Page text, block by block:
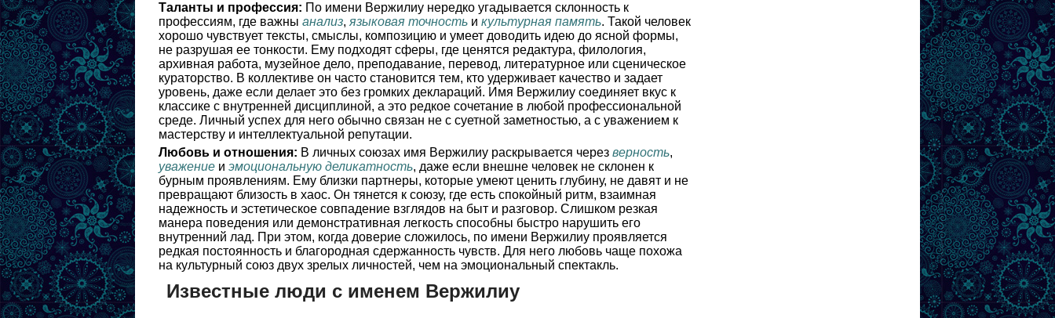
Таланты и профессия: По имени Вержилиу нередко угадывается склонность к
профессиям, где важны анализ, языковая точность и культурная память. Такой человек
хорошо чувствует тексты, смыслы, композицию и умеет доводить идею до ясной формы,
не разрушая ее тонкости. Ему подходят сферы, где ценятся редактура, филология,
архивная работа, музейное дело, преподавание, перевод, литературное или сценическое
кураторство. В коллективе он часто становится тем, кто удерживает качество и задает
уровень, даже если делает это без громких деклараций. Имя Вержилиу соединяет вкус к
классике с внутренней дисциплиной, а это редкое сочетание в любой профессиональной
среде. Личный успех для него обычно связан не с суетной заметностью, а с уважением к
мастерству и интеллектуальной репутации.
Любовь и отношения: В личных союзах имя Вержилиу раскрывается через верность,
уважение и эмоциональную деликатность, даже если внешне человек не склонен к
бурным проявлениям. Ему близки партнеры, которые умеют ценить глубину, не давят и не
превращают близость в хаос. Он тянется к союзу, где есть спокойный ритм, взаимная
надежность и эстетическое совпадение взглядов на быт и разговор. Слишком резкая
манера поведения или демонстративная легкость способны быстро нарушить его
внутренний лад. При этом, когда доверие сложилось, по имени Вержилиу проявляется
редкая постоянность и благородная сдержанность чувств. Для него любовь чаще похожа
на культурный союз двух зрелых личностей, чем на эмоциональный спектакль.
Известные люди с именем Вержилиу